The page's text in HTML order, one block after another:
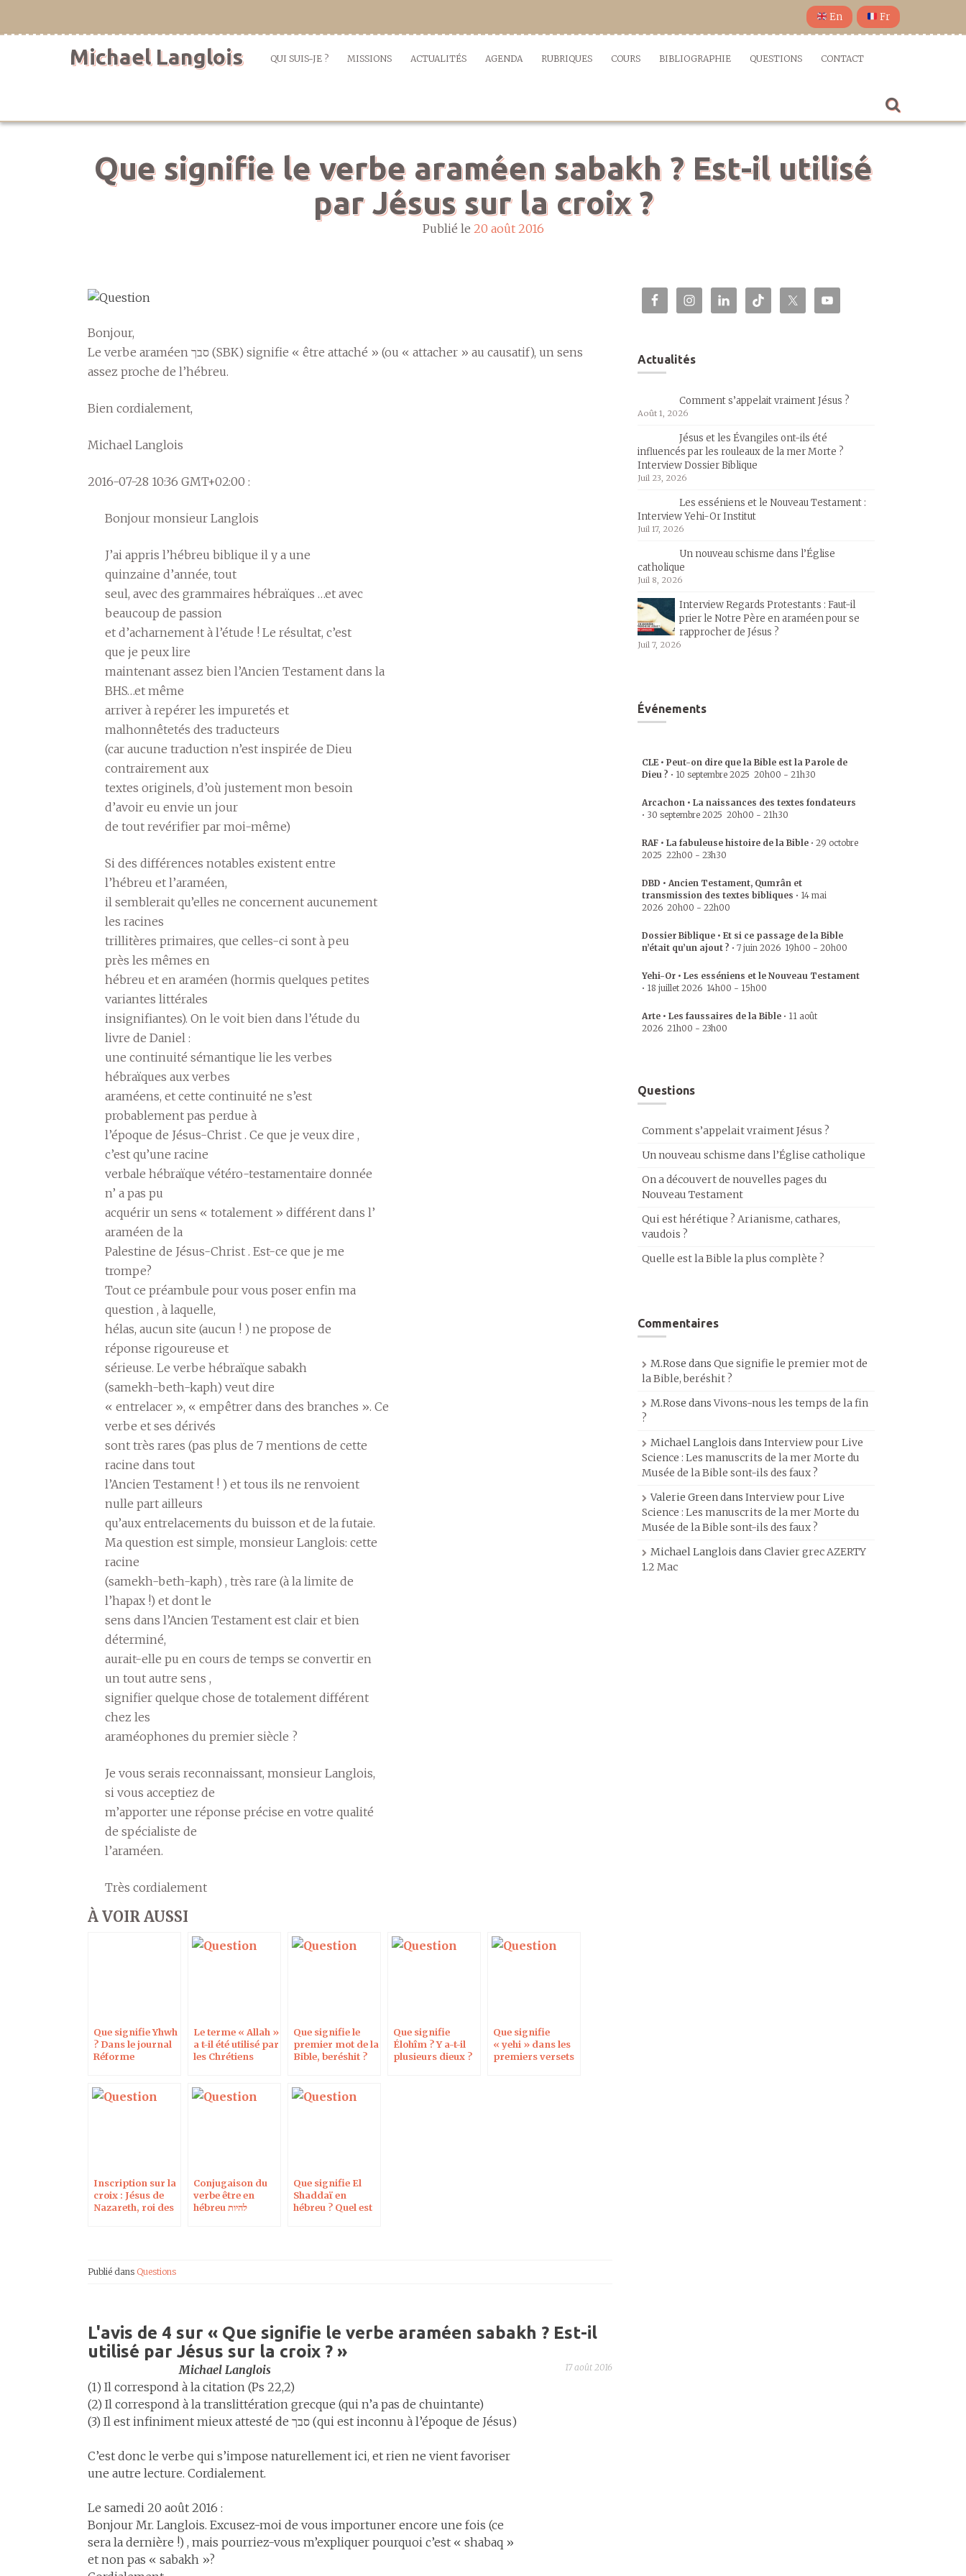
En Fr
Michael Langlois QUI SUIS-JE ? MISSIONS ACTUALITÉS AGENDA RUBRIQUES COURS BIBLIOGRAPHIE QUESTIONS CONTACT
Que signifie le verbe araméen sabakh ? Est-il utilisé
par Jésus sur la croix ?
Publié le 20 août 2016
Bonjour,
Le verbe araméen סבך (SBK) signifie « être attaché » (ou « attacher » au causatif), un sens
assez proche de l’hébreu.
Bien cordialement,
Michael Langlois
2016-07-28 10:36 GMT+02:00 :
Bonjour monsieur Langlois
J’ai appris l’hébreu biblique il y a une
quinzaine d’année, tout
seul, avec des grammaires hébraïques …et avec
beaucoup de passion
et d’acharnement à l’étude ! Le résultat, c’est
que je peux lire
maintenant assez bien l’Ancien Testament dans la
BHS…et même
arriver à repérer les impuretés et
malhonnêtetés des traducteurs
(car aucune traduction n’est inspirée de Dieu
contrairement aux
textes originels, d’où justement mon besoin
d’avoir eu envie un jour
de tout revérifier par moi-même)
Si des différences notables existent entre
l’hébreu et l’araméen,
il semblerait qu’elles ne concernent aucunement
les racines
trillitères primaires, que celles-ci sont à peu
près les mêmes en
hébreu et en araméen (hormis quelques petites
variantes littérales
insignifiantes). On le voit bien dans l’étude du
livre de Daniel :
une continuité sémantique lie les verbes
hébraïques aux verbes
araméens, et cette continuité ne s’est
probablement pas perdue à
l’époque de Jésus-Christ . Ce que je veux dire ,
c’est qu’une racine
verbale hébraïque vétéro-testamentaire donnée
n’ a pas pu
acquérir un sens « totalement » différent dans l’
araméen de la
Palestine de Jésus-Christ . Est-ce que je me
trompe?
Tout ce préambule pour vous poser enfin ma
question , à laquelle,
hélas, aucun site (aucun ! ) ne propose de
réponse rigoureuse et
sérieuse. Le verbe hébraïque sabakh
(samekh-beth-kaph) veut dire
« entrelacer », « empêtrer dans des branches ». Ce
verbe et ses dérivés
sont très rares (pas plus de 7 mentions de cette
racine dans tout
l’Ancien Testament ! ) et tous ils ne renvoient
nulle part ailleurs
qu’aux entrelacements du buisson et de la futaie.
Ma question est simple, monsieur Langlois: cette
racine
(samekh-beth-kaph) , très rare (à la limite de
l’hapax !) et dont le
sens dans l’Ancien Testament est clair et bien
déterminé,
aurait-elle pu en cours de temps se convertir en
un tout autre sens ,
signifier quelque chose de totalement différent
chez les
araméophones du premier siècle ?
Je vous serais reconnaissant, monsieur Langlois,
si vous acceptiez de
m’apporter une réponse précise en votre qualité
de spécialiste de
l’araméen.
Très cordialement
À VOIR AUSSI
Que signifie Yhwh
? Dans le journal
Réforme
Le terme « Allah »
a t-il été utilisé par
les Chrétiens
Que signifie le
premier mot de la
Bible, beréshit ?
Que signifie
Élohîm ? Y a-t-il
plusieurs dieux ?
Que signifie
« yehi » dans les
premiers versets
Inscription sur la
croix : Jésus de
Nazareth, roi des
Conjugaison du
verbe être en
hébreu להיות
Que signifie El
Shaddaï en
hébreu ? Quel est
Publié dans Questions
L'avis de 4 sur « Que signifie le verbe araméen sabakh ? Est-il
utilisé par Jésus sur la croix ? »
Michael Langlois 17 août 2016
(1) Il correspond à la citation (Ps 22,2)
(2) Il correspond à la translittération grecque (qui n’a pas de chuintante)
(3) Il est infiniment mieux attesté de סבך (qui est inconnu à l’époque de Jésus)
C’est donc le verbe qui s’impose naturellement ici, et rien ne vient favoriser
une autre lecture. Cordialement.
Le samedi 20 août 2016 :
Bonjour Mr. Langlois. Excusez-moi de vous importuner encore une fois (ce
sera la dernière !) , mais pourriez-vous m’expliquer pourquoi c’est « shabaq »
et non pas « sabakh »?
Actualités
Comment s’appelait vraiment Jésus ?
Août 1, 2026
Jésus et les Évangiles ont-ils été
influencés par les rouleaux de la mer Morte ?
Interview Dossier Biblique
Juil 23, 2026
Les esséniens et le Nouveau Testament :
Interview Yehi-Or Institut
Juil 17, 2026
Un nouveau schisme dans l’Église
catholique
Juil 8, 2026
Interview Regards Protestants : Faut-il
prier le Notre Père en araméen pour se
rapprocher de Jésus ?
Juil 7, 2026
Événements
CLE • Peut-on dire que la Bible est la Parole de
Dieu ? • 10 septembre 2025 20h00 - 21h30
Arcachon • La naissances des textes fondateurs
• 30 septembre 2025 20h00 - 21h30
RAF • La fabuleuse histoire de la Bible • 29 octobre
2025 22h00 - 23h30
DBD • Ancien Testament, Qumrân et
transmission des textes bibliques • 14 mai
2026 20h00 - 22h00
Dossier Biblique • Et si ce passage de la Bible
n’était qu’un ajout ? • 7 juin 2026 19h00 - 20h00
Yehi-Or • Les esséniens et le Nouveau Testament
• 18 juillet 2026 14h00 - 15h00
Arte • Les faussaires de la Bible • 11 août
2026 21h00 - 23h00
Questions
Comment s’appelait vraiment Jésus ?
Un nouveau schisme dans l’Église catholique
On a découvert de nouvelles pages du
Nouveau Testament
Qui est hérétique ? Arianisme, cathares,
vaudois ?
Quelle est la Bible la plus complète ?
Commentaires
M.Rose dans Que signifie le premier mot de
la Bible, beréshit ?
M.Rose dansVivons-nous les temps de la fin
?
Michael Langlois dans Interview pour Live
Science : Les manuscrits de la mer Morte du
Musée de la Bible sont-ils des faux ?
Valerie Greendans Interview pour Live
Science : Les manuscrits de la mer Morte du
Musée de la Bible sont-ils des faux ?
Michael Langlois dans Clavier grec AZERTY
1.2 Mac